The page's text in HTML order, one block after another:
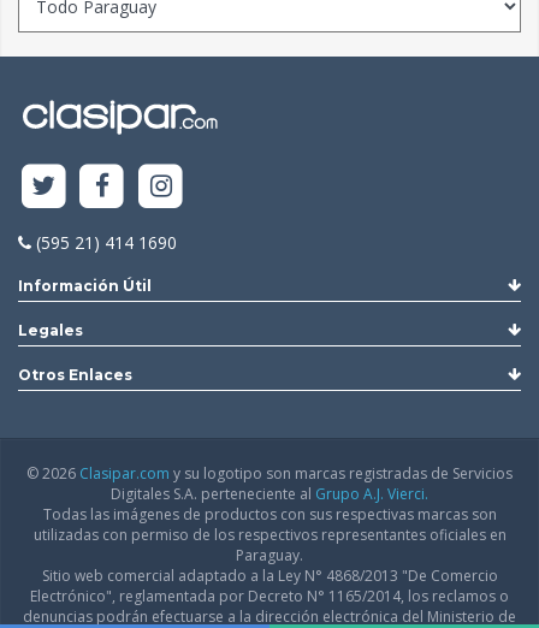
(595 21) 414 1690
Información Útil
Legales
Otros Enlaces
© 2026 Clasipar.com y su logotipo son marcas registradas de Servicios
Digitales S.A. perteneciente al Grupo A.J. Vierci.
Todas las imágenes de productos con sus respectivas marcas son
utilizadas con permiso de los respectivos representantes oficiales en
Paraguay.
Sitio web comercial adaptado a la Ley N° 4868/2013 "De Comercio
Electrónico", reglamentada por Decreto N° 1165/2014, los reclamos o
denuncias podrán efectuarse a la dirección electrónica del Ministerio de